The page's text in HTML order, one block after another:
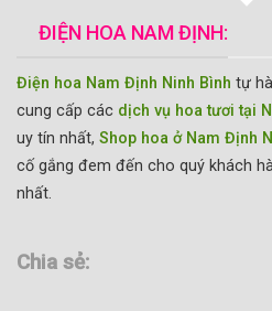
ĐIỆN HOA NAM ĐỊNH:
Điện hoa Nam Định Ninh Bình tự
cung cấp các dịch vụ hoa tươi tại
uy tín nhất, Shop hoa ở Nam Định
cố gắng đem đến cho quý khách
nhất.
Chia sẻ: